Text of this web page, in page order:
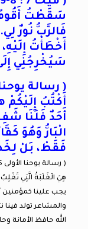
سَقَطْتُ
فَالرَّبُّ نُورٌ
أَخْطَأْتُ
سَيُخْرِجُنِي
أَكْتُبُ إِلَيْكُمْ
أَحَدٌ فَلَنَا
الْبَارُّ وَهُوَ
فَقَطْ، بَلْ
هِيَ الْغَلَبَةُ الَّتِي تَغْلِبُ
يجب علينا كمؤمنين
والمشاعر تولد فينا
الله حافظ الأمانة